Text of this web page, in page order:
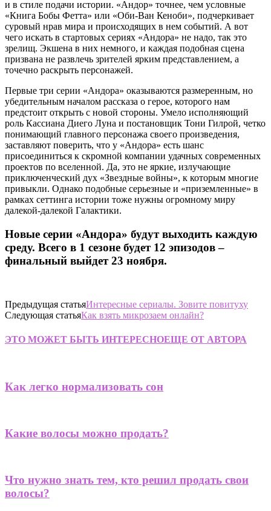
и в стиле подачи истории. «Андор» точнее, чем условные
«Книга Бобы Фетта» или «Оби-Ван Кеноби», подчеркивает
суровый нрав мира и происходящих в нем событий. А вот
чего искать в стартовых сериях «Андора» не надо, так это
зрелищ. Экшена в них немного, и каждая подобная сцена
призвана не развлечь зрителей ярким представлением, а
точечно раскрыть персонажей.
Первые три серии «Андора» оказываются размеренным, но
убедительным началом рассказа о герое, которого нам
предстоит открыть с новой стороны. Умело исполняющий
роль Кассиана Диего Луна и постановщик Тони Гилрой, четко
понимающий главного персонажа своего произведения,
заставляют поверить, что у «Андора» есть шанс
присоединиться к скромной компании удачных современных
проектов по вселенной. Да, это не яркие, излучающие
приключенческий дух «Звездные войны», к которым многие
привыкли. Однако подобные серьезные и «приземленные» в
рамках сеттинга истории тоже нужны огромному миру
далекой-далекой Галактики.
Новые серии «Андора» будут выходить каждую
среду. Всего в 1 сезоне будет 12 эпизодов –
финальный выйдет 23 ноября.
Предыдущая статьяИнтересные сериалы. Зовите повитуху
Следующая статьяКак взять микрозаем онлайн?
ЭТО МОЖЕТ БЫТЬ ИНТЕРЕСНОЕЩЕ ОТ АВТОРА
Как легко нормализовать сон
Какие волосы можно продать?
Что нужно знать тем, кто решил продать свои
волосы?